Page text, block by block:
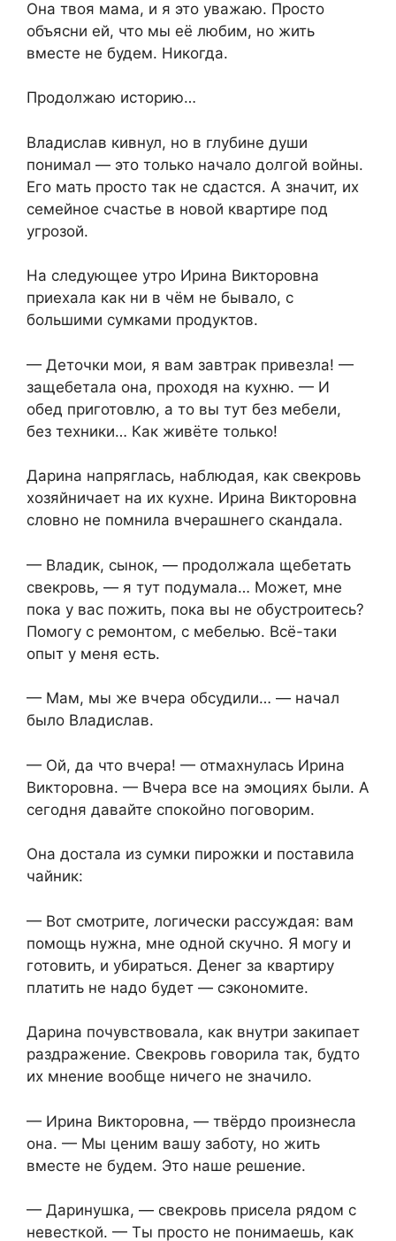
Она твоя мама, и я это уважаю. Просто
объясни ей, что мы её любим, но жить
вместе не будем. Никогда.
Продолжаю историю…
Владислав кивнул, но в глубине души
понимал — это только начало долгой войны.
Его мать просто так не сдастся. А значит, их
семейное счастье в новой квартире под
угрозой.
На следующее утро Ирина Викторовна
приехала как ни в чём не бывало, с
большими сумками продуктов.
— Деточки мои, я вам завтрак привезла! —
защебетала она, проходя на кухню. — И
обед приготовлю, а то вы тут без мебели,
без техники… Как живёте только!
Дарина напряглась, наблюдая, как свекровь
хозяйничает на их кухне. Ирина Викторовна
словно не помнила вчерашнего скандала.
— Владик, сынок, — продолжала щебетать
свекровь, — я тут подумала… Может, мне
пока у вас пожить, пока вы не обустроитесь?
Помогу с ремонтом, с мебелью. Всё-таки
опыт у меня есть.
— Мам, мы же вчера обсудили… — начал
было Владислав.
— Ой, да что вчера! — отмахнулась Ирина
Викторовна. — Вчера все на эмоциях были. А
сегодня давайте спокойно поговорим.
Она достала из сумки пирожки и поставила
чайник:
— Вот смотрите, логически рассуждая: вам
помощь нужна, мне одной скучно. Я могу и
готовить, и убираться. Денег за квартиру
платить не надо будет — сэкономите.
Дарина почувствовала, как внутри закипает
раздражение. Свекровь говорила так, будто
их мнение вообще ничего не значило.
— Ирина Викторовна, — твёрдо произнесла
она. — Мы ценим вашу заботу, но жить
вместе не будем. Это наше решение.
— Даринушка, — свекровь присела рядом с
невесткой. — Ты просто не понимаешь, как